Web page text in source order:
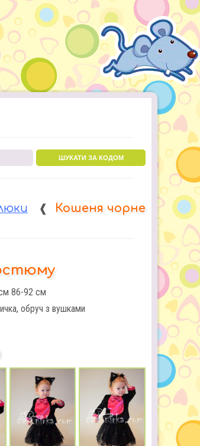
ШУКАТИ ЗА КОДОМ
❰ Кошеня чорне
86-92 см
обруч з вушками